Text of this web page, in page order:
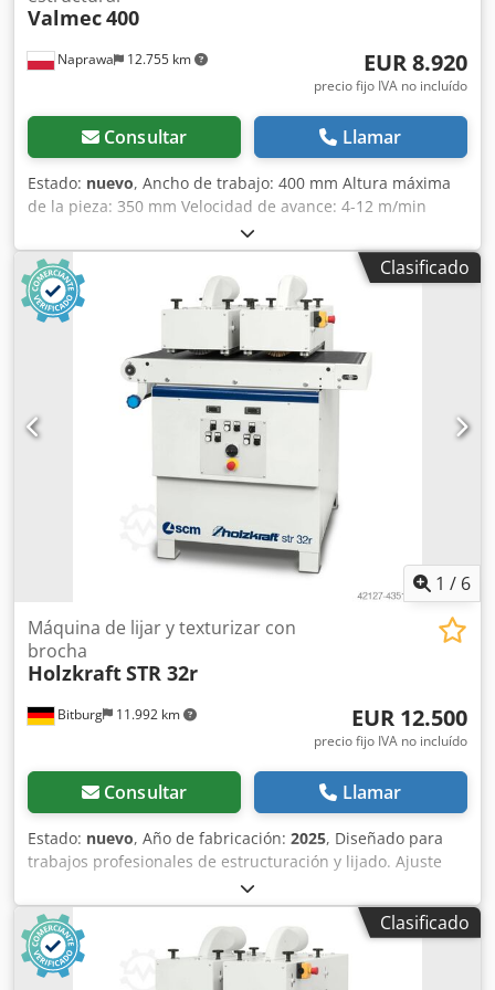
Naprawa 12.755 km
Valmec400
EUR 8.920
precio fijo IVA no incluído
Consultar Llamar
Estado: nuevo, Ancho de trabajo: 400 mm Altura máxima
de la pieza: 350 mm Velocidad de avance: 4-12 m/min
Potencia de los motores: 2 x 3,6 kW Crsdsd Tqpyepfx Abwef
Alimentación: 400 V Ajuste manual de la altura de la
unidad de trabajo Ajuste independiente de la primera y
segunda unidad de trabajo Interruptor de seguridad
Incluye 2 cepillos Dimensiones de la máquina: Longitud:
1700 mm Ancho: 1200 mm Altura: 1650 mm También
ofrecemos una máquina cepilladora con un ancho de 600
Clasificado
1 / 6
Bitburg 11.992 km
Máquina de lijar y texturizar con
brocha
HolzkraftSTR 32r
EUR 12.500
precio fijo IVA no incluído
Consultar Llamar
Estado: nuevo, Año de fabricación: 2025, Diseñado para
trabajos profesionales de estructuración y lijado. Ajuste
motorizado de la altura de los grupos de trabajo con
pantalla digital. Los grupos pueden conectarse
individualmente. Cinta transportadora de goma de alta
resistencia. Avanse continuo. Altura de entrada constante.
Modelos "str l" con velocidad de rotación del cepillo
Clasificado